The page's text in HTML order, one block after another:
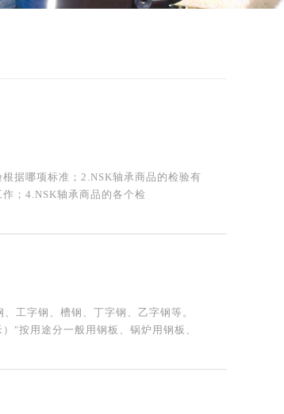
据哪项标准；2.NSK轴承商品的检验有
；4.NSK轴承商品的各个检
工字钢、槽钢、丁字钢、乙字钢等。
"按用途分一般用钢板、锅炉用钢板、